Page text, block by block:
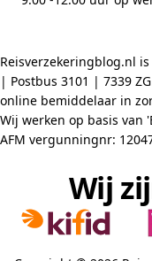
Reisverzekeringblog.nl
| Postbus 3101 | 7339
online bemiddelaar in
Wij werken op basis van
AFM vergunningnr:
Wij